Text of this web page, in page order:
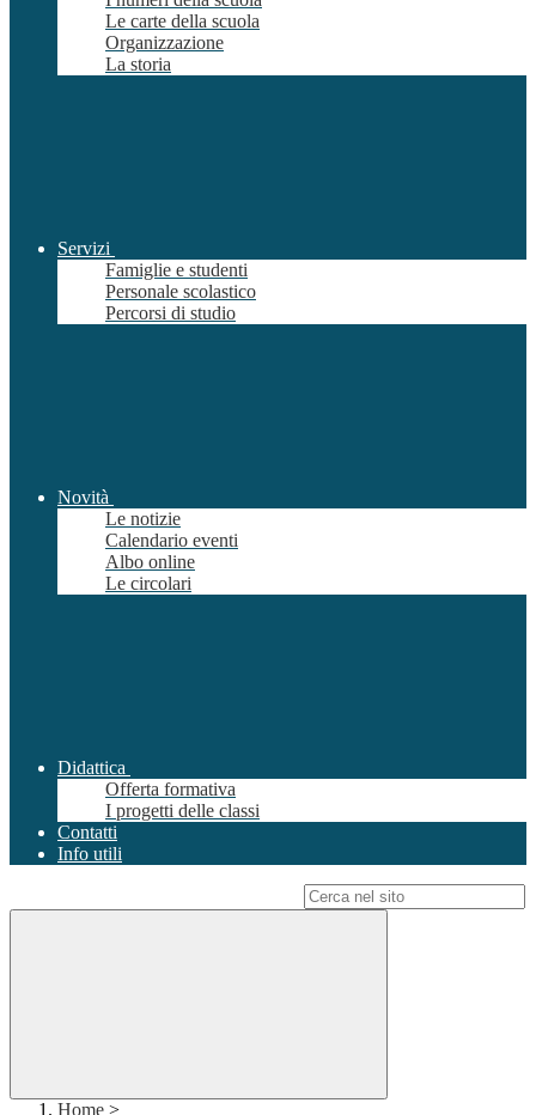
Le carte della scuola
Organizzazione
La storia
Servizi
Famiglie e studenti
Personale scolastico
Percorsi di studio
Novità
Le notizie
Calendario eventi
Albo online
Le circolari
Didattica
Offerta formativa
I progetti delle classi
Contatti
Info utili
Home >